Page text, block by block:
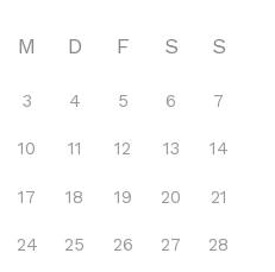
M D F S S
3 4 5 6 7
10 11 12 13 14
17 18 19 20 21
24 25 26 27 28